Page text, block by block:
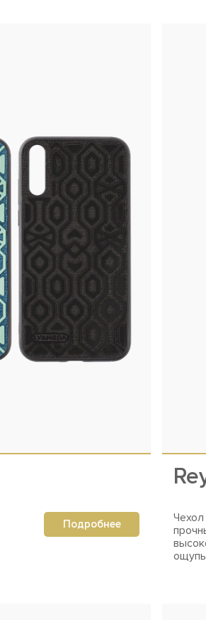
Подробнее
Чехол
ощупь